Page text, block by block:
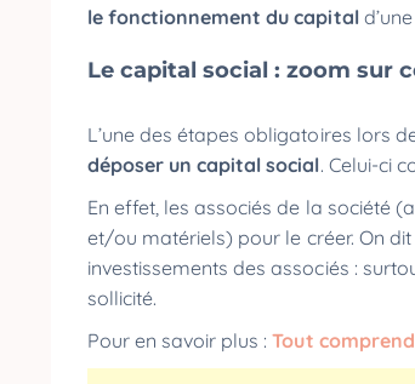
le fonctionnement du capital
Le capital social : zoom sur
L’une des étapes obligatoires lors
déposer un capital social. Celui-ci
En effet, les associés de la société
et/ou matériels) pour le créer. On
investissements des associés :
sollicité.
Pour en savoir plus :Tout